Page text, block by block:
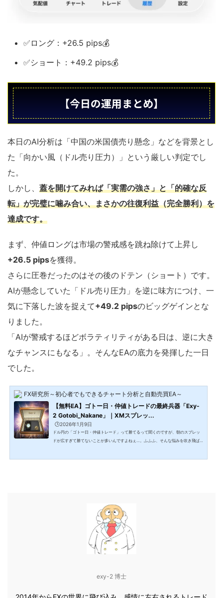
✅ロング：+26.5 pips💰
✅ショート：+49.2 pips💰
【今日の運用まとめ】
本日のAI分析は「中国の米国債売り懸念」などを背景とし
た「向かい風（ドル売り圧力）」という厳しい判定でし
た。
しかし、 蓋を開けてみれば「実需の強さ」と「的確な反
転」が完璧に噛み合い、まさかの往復利益（完全勝利）を
達成です。
まず、仲値ロングは市場の警戒感を跳ね除けて上昇し
+26.5 pipsを獲得。
さらに圧巻だったのはその後のドテン（ショート）です。
AIが懸念していた「ドル売り圧力」を逆に味方につけ、一
気に下落した波を捉えて+49.2 pipsのビッグゲインとな
りました。
「AIが警戒するほどボラティリティがある日は、逆に大き
なチャンスにもなる」。そんなEAの底力を発揮した一日
でした。
FX研究所～初心者でもできるチャート分析と自動売買EA～
【無料EA】ゴトー日・仲値トレードの最終兵器「Exy-
2 Gotobi_Nakane」｜XMスプレッ...
🕒️2026年1月9日
ドル円の「ゴトー日・仲値トレード」って勝てるって聞くのですが、朝のスプレッ
ドが広すぎて勝てないことが多いんですよねぇ…。ふふふ、そんな悩みを吹き飛ば
exy-2 博士